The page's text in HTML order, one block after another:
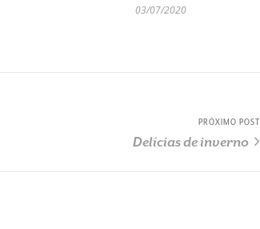
03/07/2020
PRÓXIMO POST
Delícias de inverno